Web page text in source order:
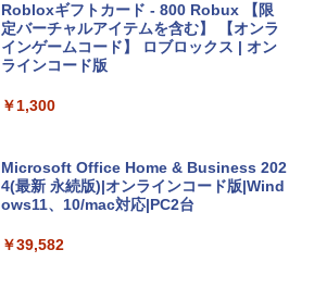
￥137,800
ンケース Dell NEC Lavie ASUS HP dyna
￥2,952
13インチノートブック：AIとApple Intell
Robloxギフトカード - 800 Robux 【限
定バーチャルアイテムを含む】 【オンラ
インゲームコード】 ロブロックス | オン
ラインコード版
￥1,300
Microsoft Office Home & Business 202
4(最新 永続版)|オンラインコード版|Wind
ows11、10/mac対応|PC2台
￥39,582